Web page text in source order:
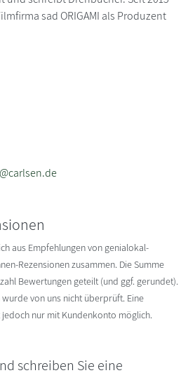
sad ORIGAMI als Produzent
aus Empfehlungen von genialokal-
Rezensionen zusammen. Die Summe
Bewertungen geteilt (und ggf. gerundet).
von uns nicht überprüft. Eine
nur mit Kundenkonto möglich.
schreiben Sie eine